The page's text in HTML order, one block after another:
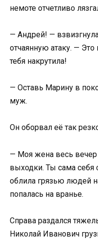
немоте отчетливо
— Андрей! —
отчаянную атаку. —
тебя накрутила!
— Оставь Марину в
муж.
Он оборвал её так
— Моя жена весь вечер
выходки. Ты сама себя
облила грязью людей
попалась на вранье.
Справа раздался
Николай Иванович